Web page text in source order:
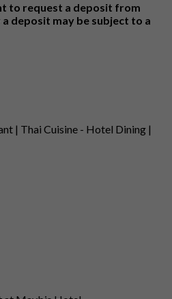
to request a deposit from
deposit may be subject to a